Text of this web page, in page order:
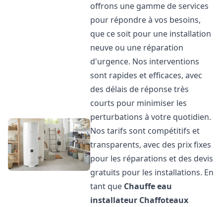
offrons une gamme de services
pour répondre à vos besoins,
que ce soit pour une installation
neuve ou une réparation
d'urgence. Nos interventions
sont rapides et efficaces, avec
des délais de réponse très
courts pour minimiser les
perturbations à votre quotidien.
Nos tarifs sont compétitifs et
transparents, avec des prix fixes
pour les réparations et des devis
gratuits pour les installations. En
tant que Chauffe eau
installateur Chaffoteaux